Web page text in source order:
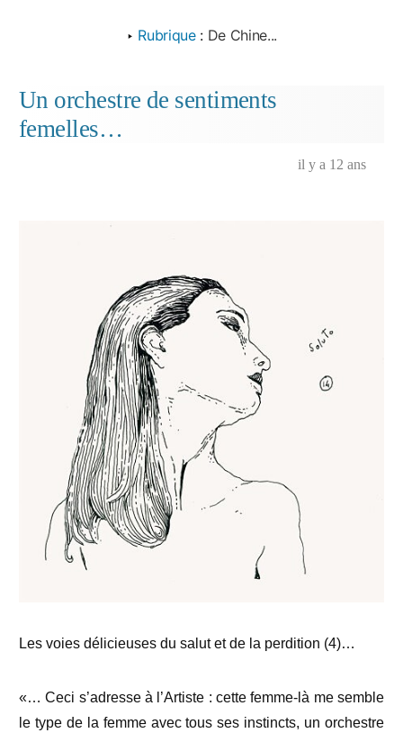
‣ Rubrique : De Chine...
Un orchestre de sentiments
femelles…
il y a 12 ans
Les voies délicieuses du salut et de la perdition (4)…
«… Ceci s’adresse à l’Artiste : cette femme-là me semble
le type de la femme avec tous ses instincts, un orchestre